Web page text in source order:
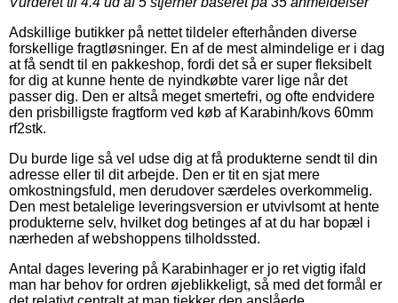
Adskillige butikker på nettet tildeler efterhånden diverse
forskellige fragtløsninger. En af de mest almindelige er i dag
at få sendt til en pakkeshop, fordi det så er super fleksibelt
for dig at kunne hente de nyindkøbte varer lige når det
passer dig. Den er altså meget smertefri, og ofte endvidere
den prisbilligste fragtform ved køb af Karabinh/kovs 60mm
rf2stk.
Du burde lige så vel udse dig at få produkterne sendt til din
adresse eller til dit arbejde. Den er tit en sjat mere
omkostningsfuld, men derudover særdeles overkommelig.
Den mest betalelige leveringsversion er utvivlsomt at hente
produkterne selv, hvilket dog betinges af at du har bopæl i
nærheden af webshoppens tilholdssted.
Antal dages levering på Karabinhager er jo ret vigtig ifald
man har behov for ordren øjeblikkeligt, så med det formål er